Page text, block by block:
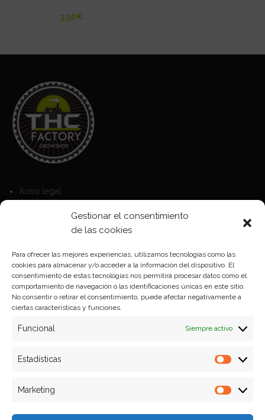
Gestionar el consentimiento
de las cookies
Para ofrecer las mejores experiencias, utilizamos tecnologías como las
cookies para almacenar y/o acceder a la información del dispositivo. El
consentimiento de estas tecnologías nos permitirá procesar datos como el
comportamiento de navegación o las identificaciones únicas en este sitio.
No consentir o retirar el consentimiento, puede afectar negativamente a
ciertas características y funciones.
Funcional Siempre activo
Estadísticas
Marketing
€
Aviso legal
Política de privacidad
Formas de pago
Plazos y condiciones de envio
Politica de devoluciones